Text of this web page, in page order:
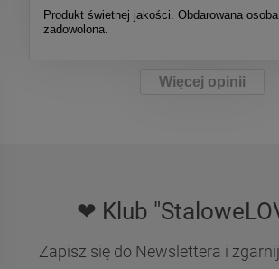
Produkt świetnej jakości. Obdarowana
zadowolona.
Więcej opinii
❤ Klub
Zapisz się do Newslettera i